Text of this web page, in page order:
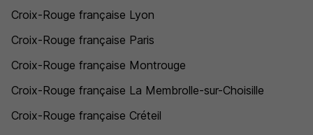
Croix-Rouge française Lyon
Croix-Rouge française Paris
Croix-Rouge française Montrouge
Croix-Rouge française La Membrolle-sur-Choisille
Croix-Rouge française Créteil